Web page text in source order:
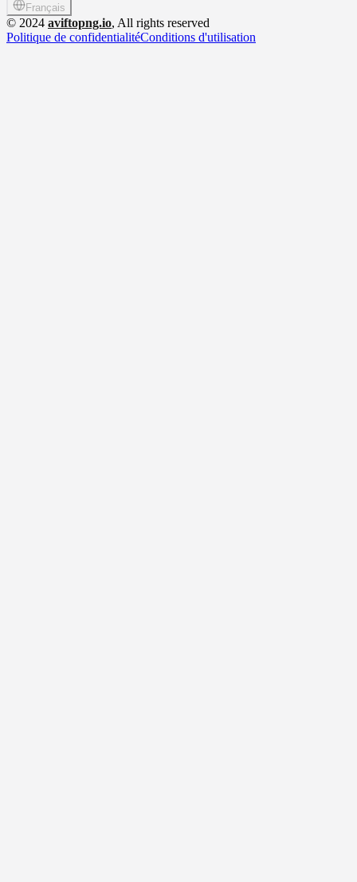
Français
© 2024 aviftopng.io, All rights reserved
Politique de confidentialitéConditions d'utilisation